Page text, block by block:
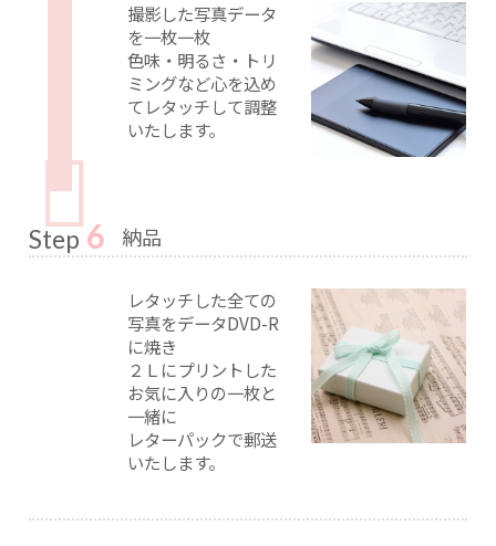
撮影した写真データ
を一枚一枚
色味・明るさ・トリ
ミングなど心を込め
てレタッチして調整
いたします。
Step 6 納品
レタッチした全ての
写真をデータDVD-R
に焼き
２Ｌにプリントした
お気に入りの一枚と
一緒に
レターパックで郵送
いたします。